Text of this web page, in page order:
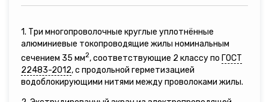
1. Три многопроволочные круглые уплотнённые
алюминиевые токопроводящие жилы номинальным
сечением 35 мм2, соответствующие 2 классу по ГОСТ
22483-2012, с продольной герметизацией
водоблокирующими нитями между проволоками жилы.